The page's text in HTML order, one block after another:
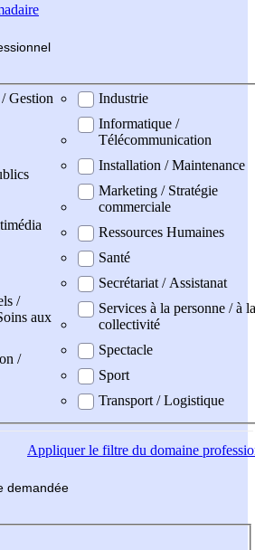
Gestion
/
aux
/
Industrie
Informatique /
Télécommunication
Installation / Maintenance
Marketing / Stratégie
commerciale
Ressources Humaines
Santé
Secrétariat / Assistanat
Services à la personne / à la
collectivité
Spectacle
Sport
Transport / Logistique
Appliquerle filtre du domaine
demandée